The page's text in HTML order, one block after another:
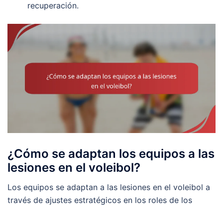
recuperación.
¿Cómo se adaptan los equipos a las
lesiones en el voleibol?
Los equipos se adaptan a las lesiones en el voleibol a
través de ajustes estratégicos en los roles de los